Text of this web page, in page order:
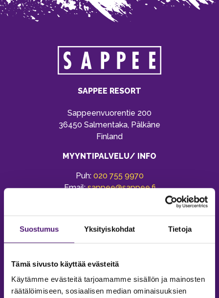
Suostumus Yksityiskohdat Tietoja
Tämä sivusto käyttää evästeitä
Käytämme evästeitä tarjoamamme sisällön ja mainosten
räätälöimiseen, sosiaalisen median ominaisuuksien
SAPPEE RESORT
Sappeenvuorentie 200
36450 Salmentaka, Pälkäne
Finland
MYYNTIPALVELU/ INFO
Puh: 020 755 9970
Email:sappee@sappee.fi